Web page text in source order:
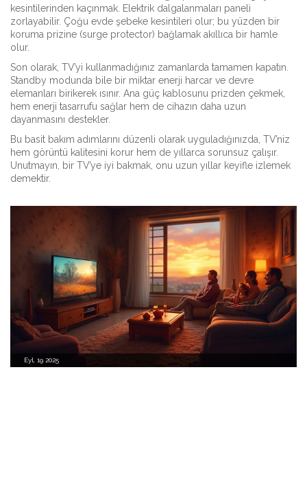
kesintilerinden kaçınmak. Elektrik dalgalanmaları paneli
zorlayabilir. Çoğu evde şebeke kesintileri olur; bu yüzden bir
koruma prizine (surge protector) bağlamak akıllıca bir hamle
olur.
Son olarak, TV’yi kullanmadığınız zamanlarda tamamen kapatın.
Standby modunda bile bir miktar enerji harcar ve devre
elemanları birikerek ısınır. Ana güç kablosunu prizden çekmek,
hem enerji tasarrufu sağlar hem de cihazın daha uzun
dayanmasını destekler.
Bu basit bakım adımlarını düzenli olarak uyguladığınızda, TV’niz
hem görüntü kalitesini korur hem de yıllarca sorunsuz çalışır.
Unutmayın, bir TV’ye iyi bakmak, onu uzun yıllar keyifle izlemek
demektir.
Eyl, 19 2025